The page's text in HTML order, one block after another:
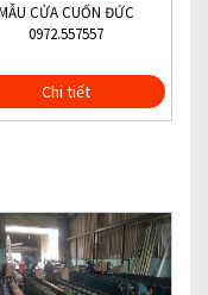
CỬA CUỐN ĐỨC
0972.557557
Chi tiết